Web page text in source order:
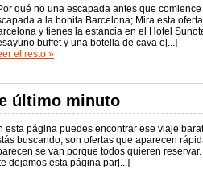
qué no una escapada antes que
a la bonita Barcelona; Mira esta
y tienes la estancia en el Hotel
buffet y una botella de cava e[...]
el resto »
último minuto
esta página puedes encontrar ese viaje
buscando, son ofertas que aparecen
se van porque todos quieren
dejamos esta página par[...]